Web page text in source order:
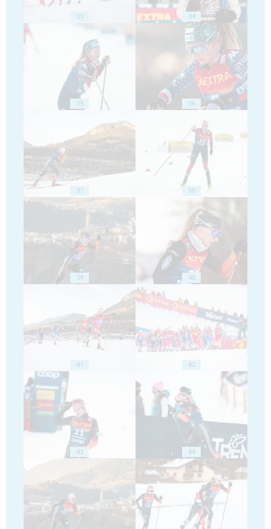
33 34
35 36
37 38
39 40
41 42
43 44